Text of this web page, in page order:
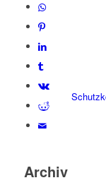
Archiv